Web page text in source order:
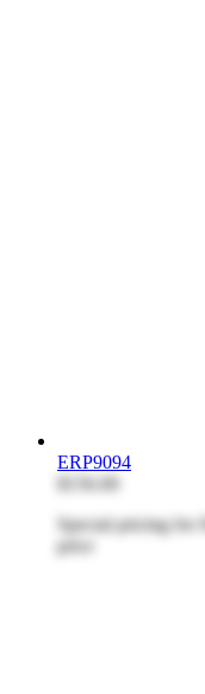
ERP9094
$156.00
Special pricing for
price